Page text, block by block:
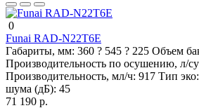
0
Funai RAD-N22T6E
Габариты, мм: 360 ? 545 ? 225 Объем
Производительность по осушению, л/
Производительность, мл/ч: 917 Тип эко:
шума (дБ): 45
71 190 р.